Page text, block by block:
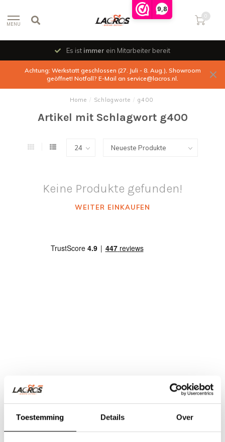
9,8
Toestemming Details Over
MENU
0
Es ist immer ein Mitarbeiter bereit
Achtung: Werkstatt geschlossen (27. Juli - 8. Aug.), Showroom
geöffnet! Notfall? E-Mail an service@lacros.nl.
Home / Schlagworte / g400
Artikel mit Schlagwort g400
Keine Produkte gefunden!
WEITER EINKAUFEN